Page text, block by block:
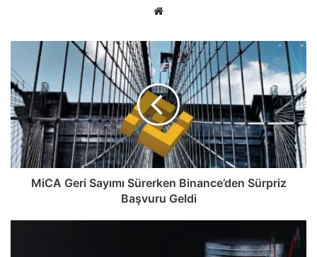
Web
MiCA Geri Sayımı Sürerken Binance’den Sürpriz
Başvuru Geldi